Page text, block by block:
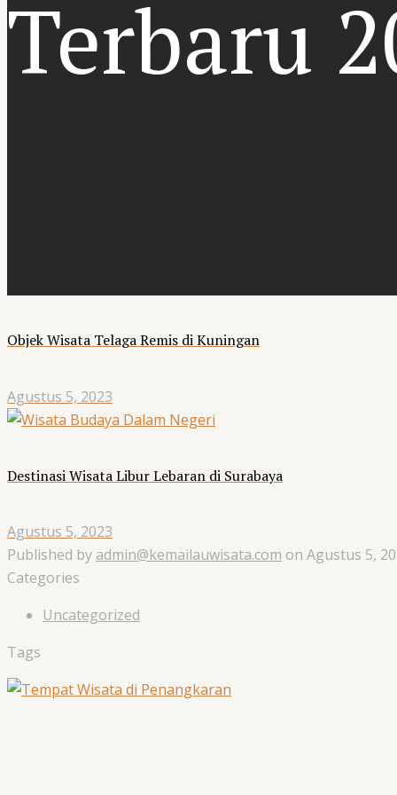
Terbaru
Objek Wisata Telaga Remis di Kuningan
Agustus 5, 2023
Destinasi Wisata Libur Lebaran di Surabaya
Agustus 5, 2023
Published by admin@kemailauwisata.com on Agustus 5,
Categories
Uncategorized
Tags